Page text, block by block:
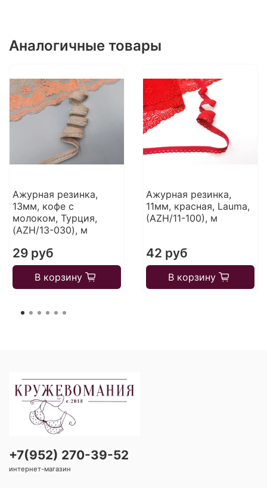
Аналогичные товары
Ажурная резинка,
13мм, кофе с
молоком, Турция,
(AZH/13-030), м
29 руб
В корзину
Ажурная резинка,
11мм, красная, Lauma,
(AZH/11-100), м
42 руб
В корзину
+7(952) 270-39-52
интернет-магазин